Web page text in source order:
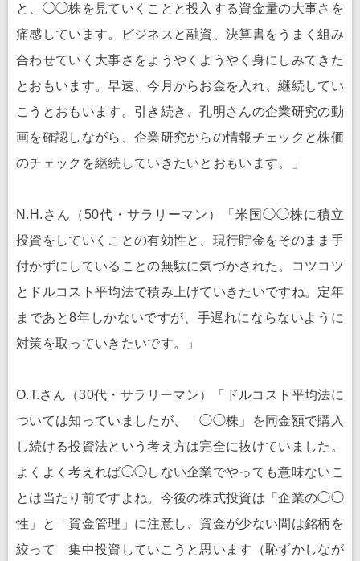
と、◯◯株を見ていくことと投入する資金量の大事さを
痛感しています。ビジネスと融資、決算書をうまく組み
合わせていく大事さをようやくようやく身にしみてきた
とおもいます。早速、今月からお金を入れ、継続してい
こうとおもいます。引き続き、孔明さんの企業研究の動
画を確認しながら、企業研究からの情報チェックと株価
のチェックを継続していきたいとおもいます。」
N.H.さん（50代・サラリーマン）「米国◯◯株に積立
投資をしていくことの有効性と、現行貯金をそのまま手
付かずにしていることの無駄に気づかされた。コツコツ
とドルコスト平均法で積み上げていきたいですね。定年
まであと8年しかないですが、手遅れにならないように
対策を取っていきたいです。」
O.T.さん（30代・サラリーマン）「ドルコスト平均法に
ついては知っていましたが、「◯◯株」を同金額で購入
し続ける投資法という考え方は完全に抜けていました。
よくよく考えれば◯◯しない企業でやっても意味ないこ
とは当たり前ですよね。今後の株式投資は「企業の◯◯
性」と「資金管理」に注意し、資金が少ない間は銘柄を
絞って 集中投資していこうと思います（恥ずかしなが